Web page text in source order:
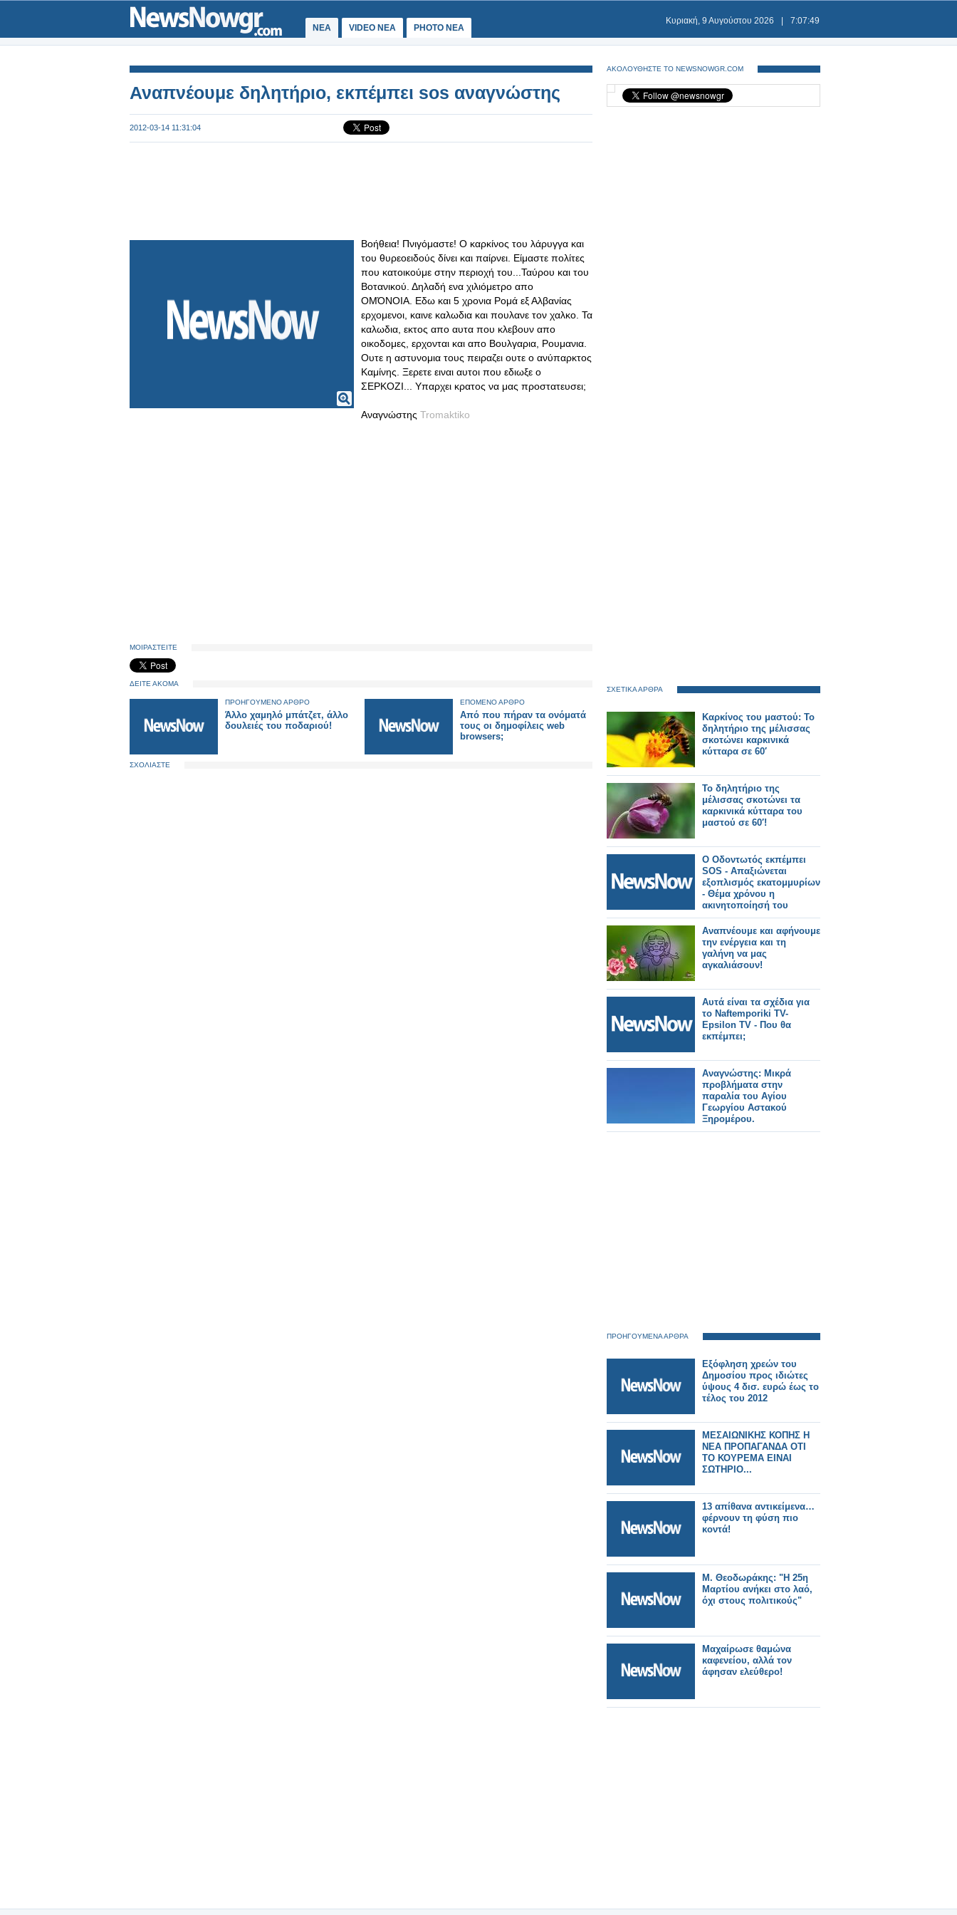
ΝΕΑ VIDEO NEA PHOTO NEA
Κυριακή, 9 Αυγούστου 2026 7:07:49
Αναπνέουμε δηλητήριο, εκπέμπει sos αναγνώστης
2012-03-14 11:31:04
Βοήθεια! Πνιγόμαστε! Ο καρκίνος του λάρυγγα και
του θυρεοειδούς δίνει και παίρνει. Είμαστε πολίτες
που κατοικούμε στην περιοχή του...Ταύρου και του
Βοτανικού. Δηλαδή ενα χιλιόμετρο απο
ΟΜΌΝΟΙΑ. Εδω και 5 χρονια Ρομά εξ Αλβανίας
ερχομενοι, καινε καλωδια και πουλανε τον χαλκο. Τα
καλωδια, εκτος απο αυτα που κλεβουν απο
οικοδομες, ερχονται και απο Βουλγαρια, Ρουμανια.
Ουτε η αστυνομια τους πειραζει ουτε ο ανύπαρκτος
Καμίνης. Ξερετε ειναι αυτοι που εδιωξε ο
ΣΕΡΚΟΖΙ... Υπαρχει κρατος να μας προστατευσει;
Αναγνώστης Tromaktiko
ΜΟΙΡΑΣΤΕΙΤΕ
ΔΕΙΤΕ ΑΚΟΜΑ
ΠΡΟΗΓΟΥΜΕΝΟ ΑΡΘΡΟ
Άλλο χαμηλό μπάτζετ, άλλο
δουλειές του ποδαριού!
ΕΠΟΜΕΝΟ ΑΡΘΡΟ
Από που πήραν τα ονόματά
τους οι δημοφίλεις web
browsers;
ΣΧΟΛΙΑΣΤΕ
ΑΚΟΛΟΥΘΗΣΤΕ ΤΟ NEWSNOWGR.COM
ΣΧΕΤΙΚΑ ΑΡΘΡΑ
Καρκίνος του μαστού: Το
δηλητήριο της μέλισσας
σκοτώνει καρκινικά
κύτταρα σε 60′
Το δηλητήριο της
μέλισσας σκοτώνει τα
καρκινικά κύτταρα του
μαστού σε 60′!
Ο Οδοντωτός εκπέμπει
SOS - Απαξιώνεται
εξοπλισμός εκατομμυρίων
- Θέμα χρόνου η
ακινητοποίησή του
Αναπνέουμε και αφήνουμε
την ενέργεια και τη
γαλήνη να μας
αγκαλιάσουν!
Αυτά είναι τα σχέδια για
το Naftemporiki TV-
Epsilon TV - Που θα
εκπέμπει;
Αναγνώστης: Μικρά
προβλήματα στην
παραλία του Αγίου
Γεωργίου Αστακού
Ξηρομέρου.
ΠΡΟΗΓΟΥΜΕΝΑ ΑΡΘΡΑ
Εξόφληση χρεών του
Δημοσίου προς ιδιώτες
ύψους 4 δισ. ευρώ έως το
τέλος του 2012
ΜΕΣΑΙΩΝΙΚΗΣ ΚΟΠΗΣ Η
ΝΕΑ ΠΡΟΠΑΓΑΝΔΑ ΟΤΙ
ΤΟ ΚΟΥΡΕΜΑ ΕΙΝΑΙ
ΣΩΤΗΡΙΟ...
13 απίθανα αντικείμενα…
φέρνουν τη φύση πιο
κοντά!
Μ. Θεοδωράκης: "Η 25η
Μαρτίου ανήκει στο λαό,
όχι στους πολιτικούς"
Μαχαίρωσε θαμώνα
καφενείου, αλλά τον
άφησαν ελεύθερο!